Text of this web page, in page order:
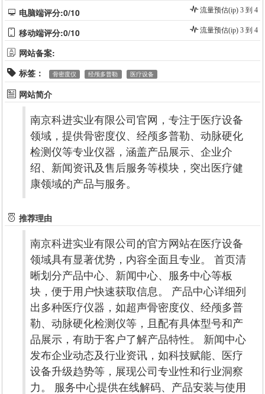
电脑端评分:0/10 流量预估(ip) 3 到 4
移动端评分:0/10 流量预估(ip) 3 到 4
网站备案:
标签：
骨密度仪 经颅多普勒 医疗设备
网站简介
南京科进实业有限公司官网，专注于医疗设备
领域，提供骨密度仪、经颅多普勒、动脉硬化
检测仪等专业仪器，涵盖产品展示、企业介
绍、新闻资讯及售后服务等模块，突出医疗健
康领域的产品与服务。
推荐理由
南京科进实业有限公司的官方网站在医疗设备
领域具有显著优势，内容全面且专业。 首页清
晰划分产品中心、新闻中心、服务中心等板
块，便于用户快速获取信息。 产品中心详细列
出多种医疗仪器，如超声骨密度仪、经颅多普
勒、动脉硬化检测仪等，且配有具体型号和产
品展示，有助于客户了解产品特性。 新闻中心
发布企业动态及行业资讯，如科技赋能、医疗
设备升级趋势等，展现公司专业性和行业洞察
力。 服务中心提供在线解码、产品安装与使用